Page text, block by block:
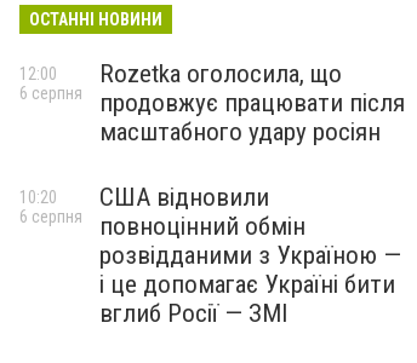
ОСТАННІ НОВИНИ
Rozetka оголосила, що
продовжує працювати після
масштабного удару росіян
12:00
6 серпня
США відновили
повноцінний обмін
розвідданими з Україною —
і це допомагає Україні бити
вглиб Росії — ЗМІ
10:20
6 серпня